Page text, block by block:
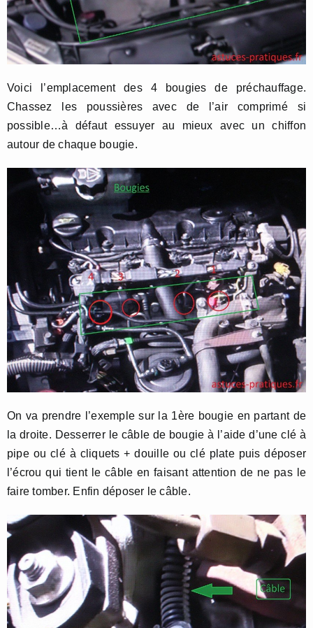
Voici l’emplacement des 4 bougies de préchauffage.
Chassez les poussières avec de l’air comprimé si
possible…à défaut essuyer au mieux avec un chiffon
autour de chaque bougie.
On va prendre l’exemple sur la 1ère bougie en partant de
la droite. Desserrer le câble de bougie à l’aide d’une clé à
pipe ou clé à cliquets + douille ou clé plate puis déposer
l’écrou qui tient le câble en faisant attention de ne pas le
faire tomber. Enfin déposer le câble.